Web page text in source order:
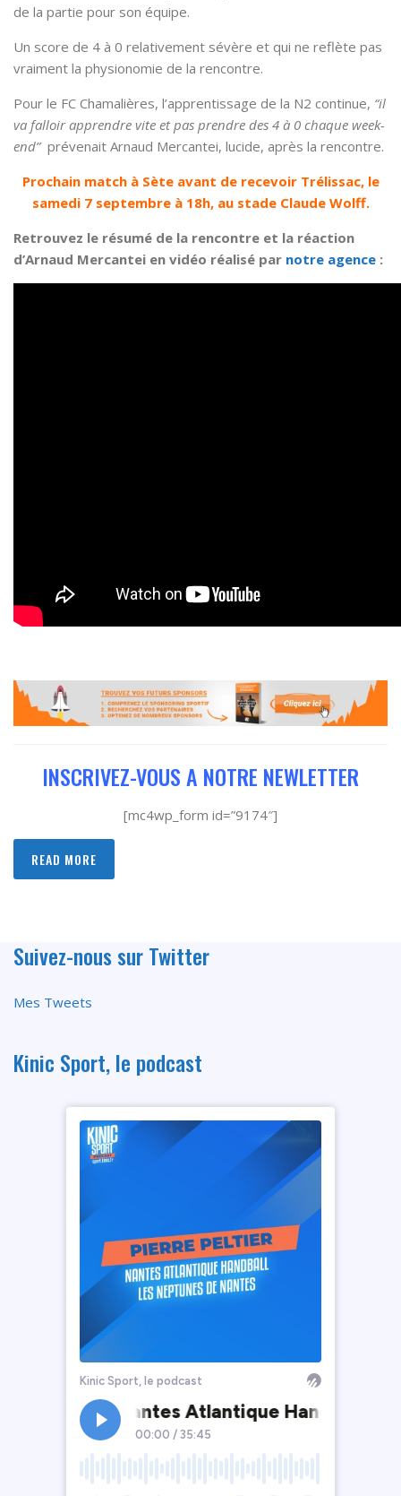
de la partie pour son équipe.
Un score de 4 à 0 relativement sévère et qui ne reflète pas
vraiment la physionomie de la rencontre.
Pour le FC Chamalières, l’apprentissage de la N2 continue, “il
va falloir apprendre vite et pas prendre des 4 à 0 chaque week-
end”prévenait Arnaud Mercantei, lucide, après la rencontre.
Prochain match à Sète avant de recevoir Trélissac, le
samedi 7 septembre à 18h, au stade Claude Wolff.
Retrouvez le résumé de la rencontre et la réaction
d’Arnaud Mercantei en vidéo réalisé par notre agence :
INSCRIVEZ-VOUS A NOTRE NEWLETTER
[mc4wp_form id=”9174″]
READ MORE
Suivez-nous sur Twitter
Mes Tweets
Kinic Sport, le podcast